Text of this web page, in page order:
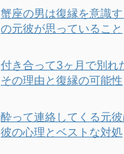
蟹座の男は復縁を意識
の元彼が思っていること
付き合って3ヶ月で別れ
その理由と復縁の可能性
酔って連絡してくる元
彼の心理とベストな対処